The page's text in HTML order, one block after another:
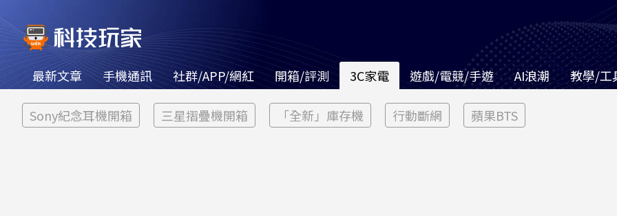
最新文章 手機通訊 社群/APP/網紅 開箱/評測 3C家電 遊戲/電競/手遊 AI浪潮 教學/工
Sony紀念耳機開箱 三星摺疊機開箱 「全新」庫存機 行動斷網 蘋果BTS